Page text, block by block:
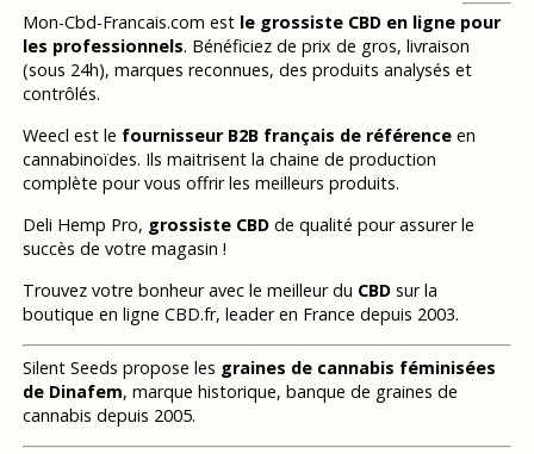
Mon-Cbd-Francais.com est le grossiste CBD en ligne pour
les professionnels. Bénéficiez de prix de gros, livraison
(sous 24h), marques reconnues, des produits analysés et
contrôlés.
Weecl est le fournisseur B2B français de référenceen
cannabinoïdes. Ils maitrisent la chaine de production
complète pour vous offrir les meilleurs produits.
Deli Hemp Pro, grossiste CBDde qualité pour assurer le
succès de votre magasin !
Trouvez votre bonheur avec le meilleur du CBDsur la
boutique en ligne CBD.fr, leader en France depuis 2003.
Silent Seeds propose les graines de cannabis féminisées
de Dinafem, marque historique, banque de graines de
cannabis depuis 2005.